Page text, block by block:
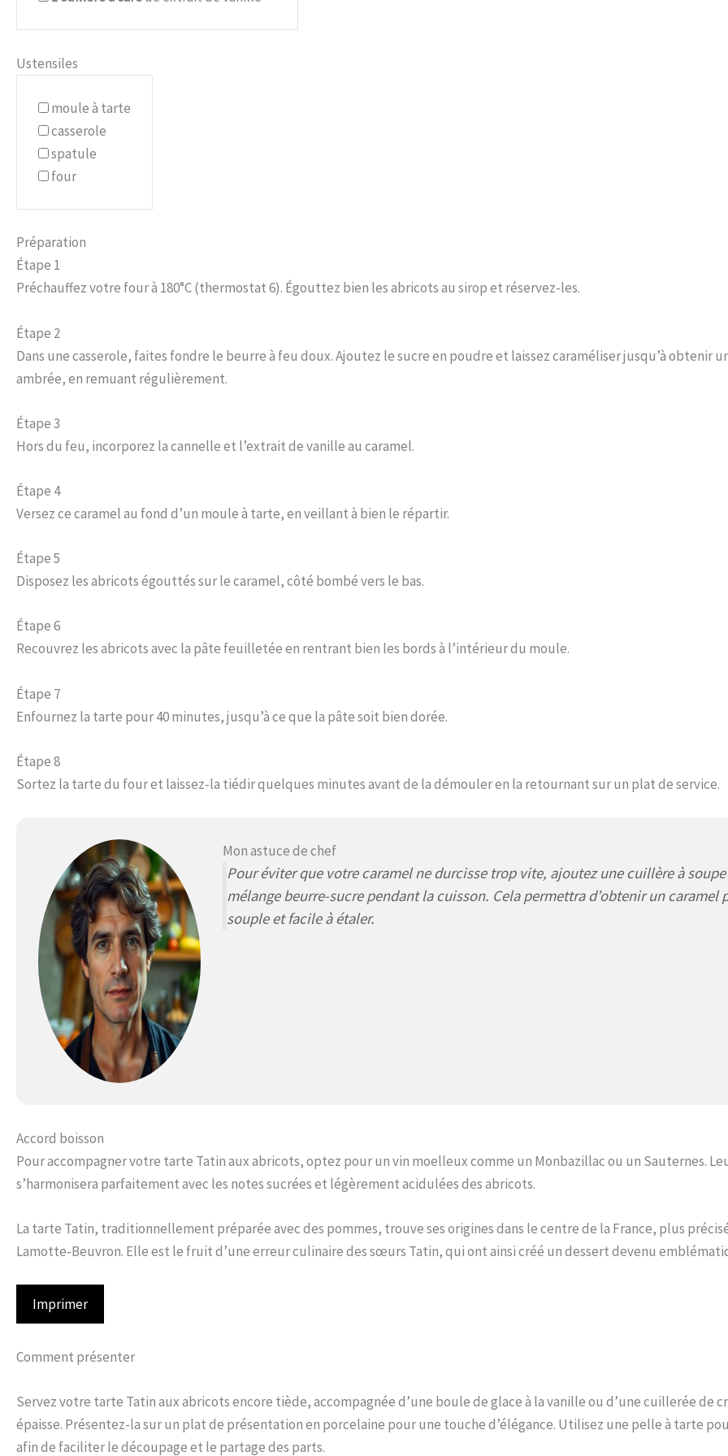
Ustensiles
moule à tarte
casserole
spatule
four
Préparation
Étape 1
Préchauffez votre four à 180°C (thermostat 6). Égouttez bien les abricots au sirop et réservez-les.
Étape 2
Dans une casserole, faites fondre le beurre à feu doux. Ajoutez le sucre en poudre et laissez caraméliser jusqu’à obtenir
ambrée, en remuant régulièrement.
Étape 3
Hors du feu, incorporez la cannelle et l’extrait de vanille au caramel.
Étape 4
Versez ce caramel au fond d’un moule à tarte, en veillant à bien le répartir.
Étape 5
Disposez les abricots égouttés sur le caramel, côté bombé vers le bas.
Étape 6
Recouvrez les abricots avec la pâte feuilletée en rentrant bien les bords à l’intérieur du moule.
Étape 7
Enfournez la tarte pour 40 minutes, jusqu’à ce que la pâte soit bien dorée.
Étape 8
Sortez la tarte du four et laissez-la tiédir quelques minutes avant de la démouler en la retournant sur un plat de service.
Mon astuce de chef
Pour éviter que votre caramel ne durcisse trop vite, ajoutez une cuillère à soupe
mélange beurre-sucre pendant la cuisson. Cela permettra d’obtenir un caramel
souple et facile à étaler.
Accord boisson
Pour accompagner votre tarte Tatin aux abricots, optez pour un vin moelleux comme un Monbazillac ou un Sauternes.
s’harmonisera parfaitement avec les notes sucrées et légèrement acidulées des abricots.
La tarte Tatin, traditionnellement préparée avec des pommes, trouve ses origines dans le centre de la France, plus
Lamotte-Beuvron. Elle est le fruit d’une erreur culinaire des sœurs Tatin, qui ont ainsi créé un dessert devenu
Imprimer
Comment présenter
Servez votre tarte Tatin aux abricots encore tiède, accompagnée d’une boule de glace à la vanille ou d’une cuillerée de
épaisse. Présentez-la sur un plat de présentation en porcelaine pour une touche d’élégance. Utilisez une pelle à tarte
afin de faciliter le découpage et le partage des parts.